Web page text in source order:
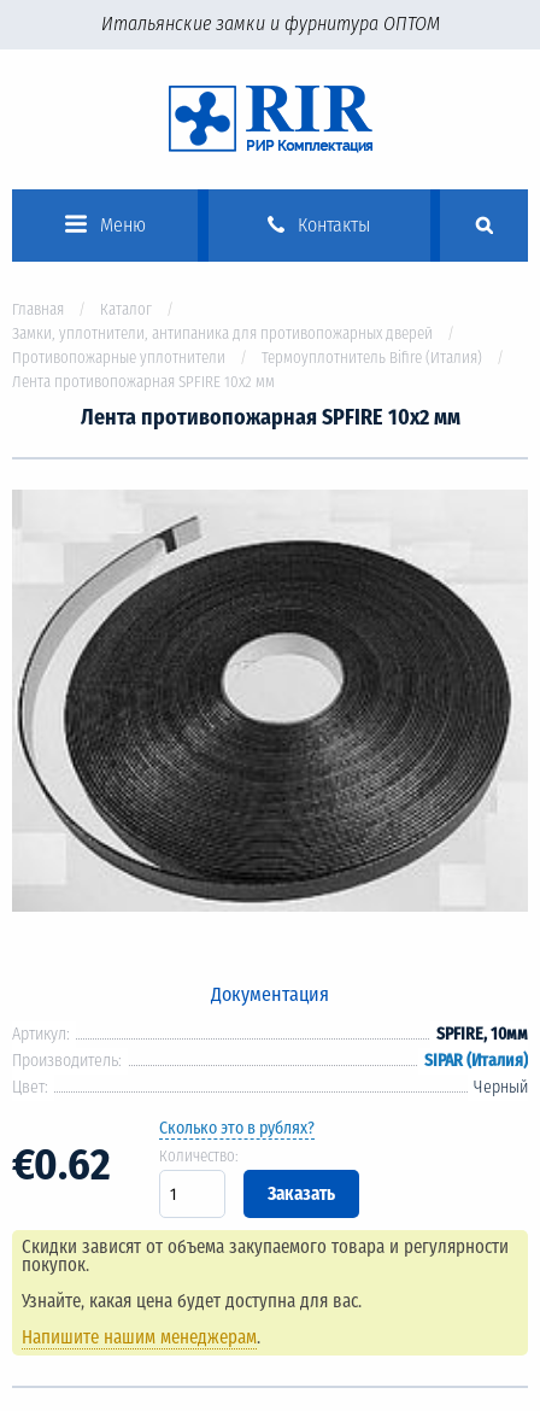
Итальянские замки и фурнитура ОПТОМ
Меню Контакты
Главная
Каталог
Замки, уплотнители, антипаника для противопожарных дверей
Противопожарные уплотнители
Термоуплотнитель Bifire (Италия)
Лента противопожарная SPFIRE 10x2 мм
Лента противопожарная SPFIRE 10x2 мм
Документация
Артикул:
SPFIRE, 10мм
Производитель:
SIPAR (Италия)
Цвет:
Черный
€0.62
Сколько это в рублях?
Количество:
Скидки зависят от объема закупаемого товара и регулярности
покупок.
Узнайте, какая цена будет доступна для вас.
Напишите нашим менеджерам.